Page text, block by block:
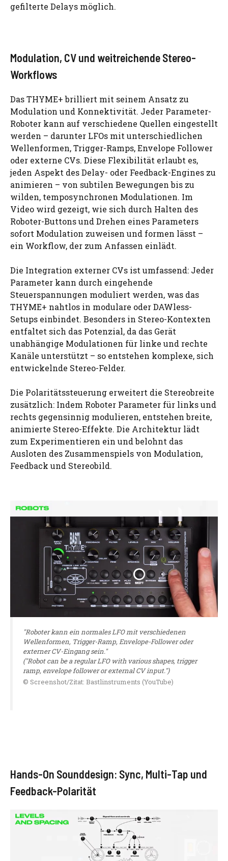
gefilterte Delays möglich.
Modulation, CV und weitreichende Stereo-
Workflows
Das THYME+ brilliert mit seinem Ansatz zu
Modulation und Konnektivität. Jeder Parameter-
Roboter kann auf verschiedene Quellen eingestellt
werden – darunter LFOs mit unterschiedlichen
Wellenformen, Trigger-Ramps, Envelope Follower
oder externe CVs. Diese Flexibilität erlaubt es,
jeden Aspekt des Delay- oder Feedback-Engines zu
animieren – von subtilen Bewegungen bis zu
wilden, temposynchronen Modulationen. Im
Video wird gezeigt, wie sich durch Halten des
Roboter-Buttons und Drehen eines Parameters
sofort Modulation zuweisen und formen lässt –
ein Workflow, der zum Anfassen einlädt.
Die Integration externer CVs ist umfassend: Jeder
Parameter kann durch eingehende
Steuerspannungen moduliert werden, was das
THYME+ nahtlos in modulare oder DAWless-
Setups einbindet. Besonders in Stereo-Kontexten
entfaltet sich das Potenzial, da das Gerät
unabhängige Modulationen für linke und rechte
Kanäle unterstützt – so entstehen komplexe, sich
entwickelnde Stereo-Felder.
Die Polaritätssteuerung erweitert die Stereobreite
zusätzlich: Indem Roboter Parameter für links und
rechts gegensinnig modulieren, entstehen breite,
animierte Stereo-Effekte. Die Architektur lädt
zum Experimentieren ein und belohnt das
Ausloten des Zusammenspiels von Modulation,
Feedback und Stereobild.
"Roboter kann ein normales LFO mit verschiedenen
Wellenformen, Trigger-Ramp, Envelope-Follower oder
externer CV-Eingang sein."
("Robot can be a regular LFO with various shapes, trigger
ramp, envelope follower or external CV input.")
© Screenshot/Zitat: Bastlinstruments (YouTube)
Hands-On Sounddesign: Sync, Multi-Tap und
Feedback-Polarität